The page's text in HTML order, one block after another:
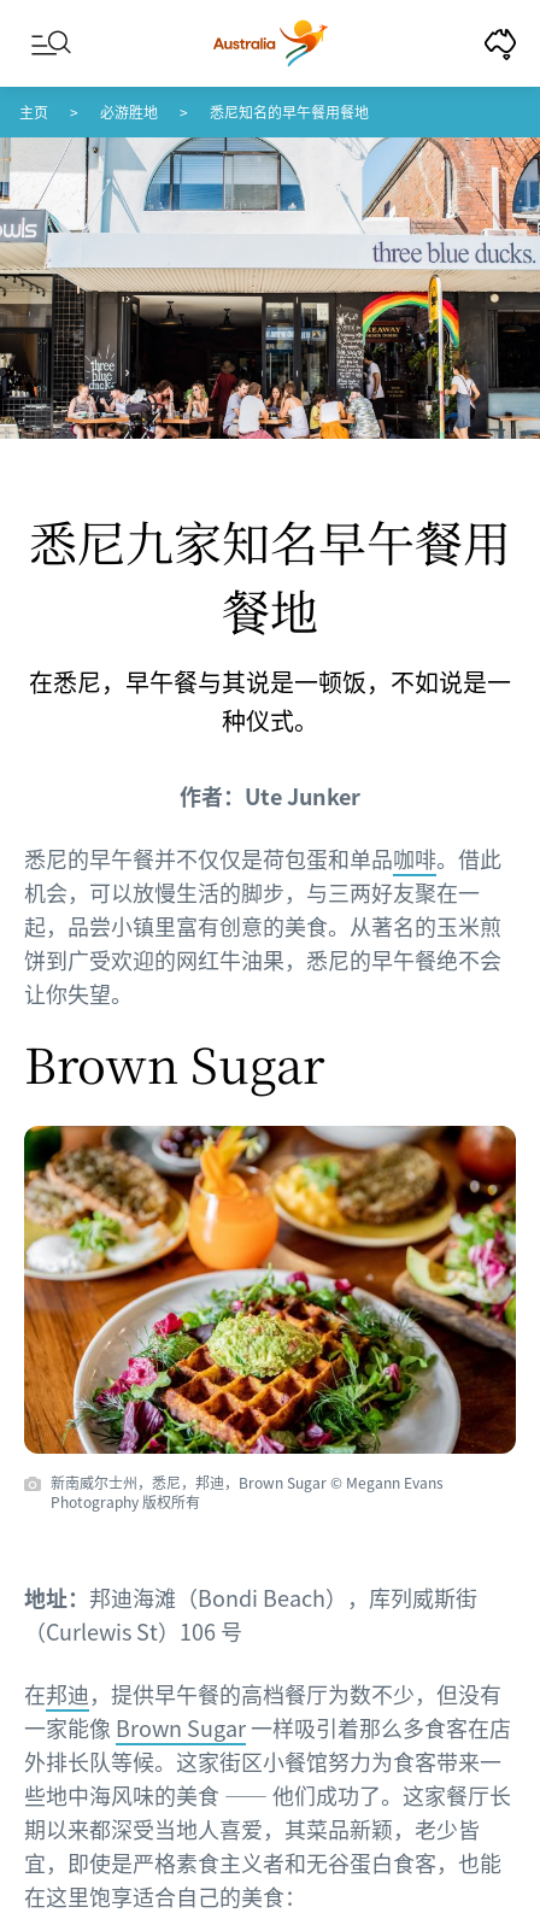
Skip to content
Skip to footer navigation
主页 必游胜地 悉尼知名的早午餐用餐地
悉尼九家知名早午餐用
餐地
在悉尼，早午餐与其说是一顿饭，不如说是一
种仪式。
作者：Ute Junker
悉尼的早午餐并不仅仅是荷包蛋和单品咖啡。借此
机会，可以放慢生活的脚步，与三两好友聚在一
起，品尝小镇里富有创意的美食。从著名的玉米煎
饼到广受欢迎的网红牛油果，悉尼的早午餐绝不会
让你失望。
Brown Sugar
新南威尔士州，悉尼，邦迪，Brown Sugar © Megann Evans
Photography 版权所有
地址： 邦迪海滩（Bondi Beach），库列威斯街
（Curlewis St）106 号
在邦迪，提供早午餐的高档餐厅为数不少，但没有
一家能像 Brown Sugar一样吸引着那么多食客在店
外排长队等候。这家街区小餐馆努力为食客带来一
些地中海风味的美食 —— 他们成功了。这家餐厅长
期以来都深受当地人喜爱，其菜品新颖，老少皆
宜，即使是严格素食主义者和无谷蛋白食客，也能
在这里饱享适合自己的美食：